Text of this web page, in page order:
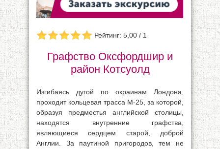
Рейтинг: 5,00 / 1
Графство Оксфордшир и
район Котсуолд
Изгибаясь дугой по окраинам Лондона,
проходит кольцевая трасса М-25, за которой,
образуя предместья английской столицы,
находятся внутренние графства,
являющиеся сердцем старой, доброй
Англии. За паутиной пригородов, тем не